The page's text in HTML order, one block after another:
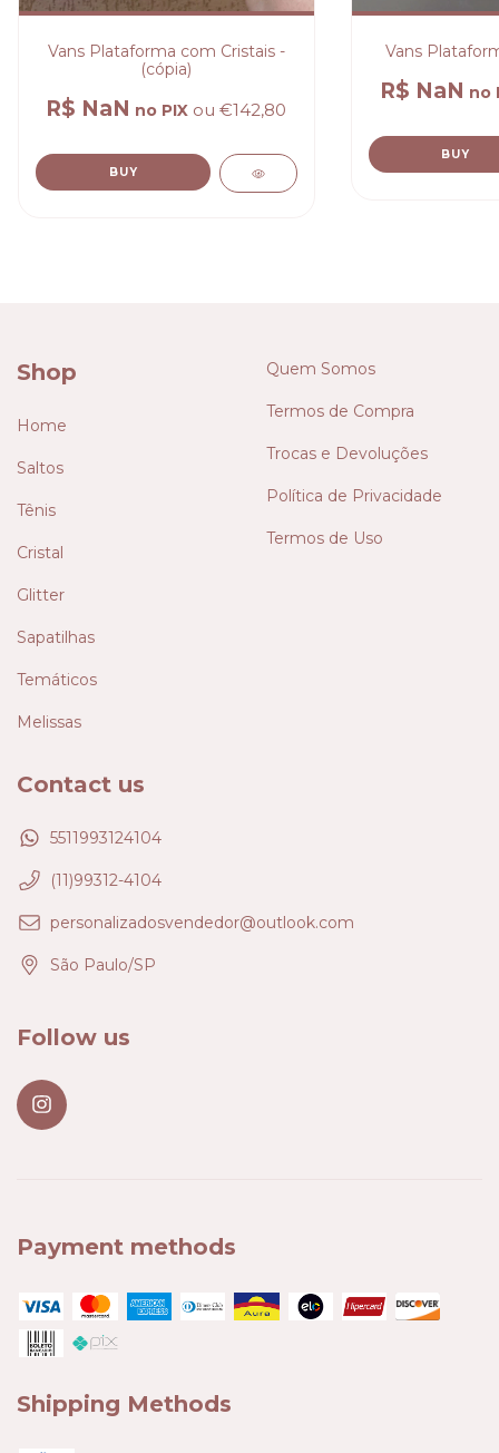
Vans Plataforma com Cristais -
(cópia)
R$ NaN no PIX ou€142,80
BUY
Vans
R$ NaN no
BUY
Shop
Home
Saltos
Tênis
Cristal
Glitter
Sapatilhas
Temáticos
Melissas
Quem Somos
Termos de Compra
Trocas e Devoluções
Política de Privacidade
Termos de Uso
Contact us
5511993124104
(11)99312-4104
personalizadosvendedor@outlook.com
São Paulo/SP
Follow us
Payment methods
Shipping Methods